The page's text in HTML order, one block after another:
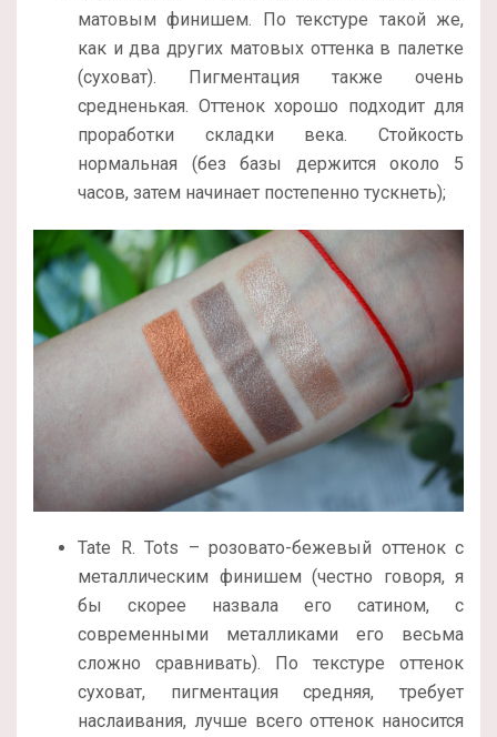
матовым финишем. По текстуре такой же,
как и два других матовых оттенка в палетке
(суховат). Пигментация также очень
средненькая. Оттенок хорошо подходит для
проработки складки века. Стойкость
нормальная (без базы держится около 5
часов, затем начинает постепенно тускнеть);
Tate R. Tots – розовато-бежевый оттенок с
металлическим финишем (честно говоря, я
бы скорее назвала его сатином, с
современными металликами его весьма
сложно сравнивать). По текстуре оттенок
суховат, пигментация средняя, требует
наслаивания, лучше всего оттенок наносится